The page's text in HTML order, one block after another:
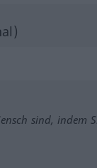
sind, indem